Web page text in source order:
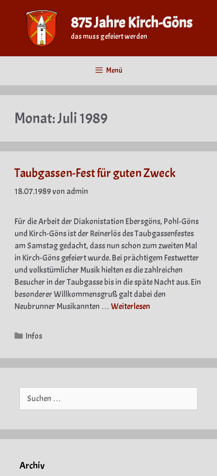
springen
875 Jahre Kirch-Göns
das muss gefeiert werden
Menü
Monat:Juli 1989
Taubgassen-Fest für guten Zweck
18.07.1989von admin
Für die Arbeit der Diakonistation Ebersgöns, Pohl-Göns
und Kirch-Göns ist der Reinerlös des Taubgassenfestes
am Samstag gedacht, dass nun schon zum zweiten Mal
in Kirch-Göns gefeiert wurde. Bei prächtigem Festwetter
und volkstümlicher Musik hielten es die zahlreichen
Besucher in der Taubgasse bis in die späte Nacht aus. Ein
besonderer Willkommensgruß galt dabei den
Neubrunner Musikannten … Weiterlesen
Kategorien
Infos
Suche
Archiv